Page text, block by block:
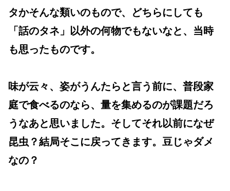
タかそんな類いのもので、どちらにしても
「話のタネ」以外の何物でもないなと、当時
も思ったものです。
味が云々、姿がうんたらと言う前に、普段家
庭で食べるのなら、量を集めるのが課題だろ
うなあと思いました。そしてそれ以前になぜ
昆虫？結局そこに戻ってきます。豆じゃダメ
なの？